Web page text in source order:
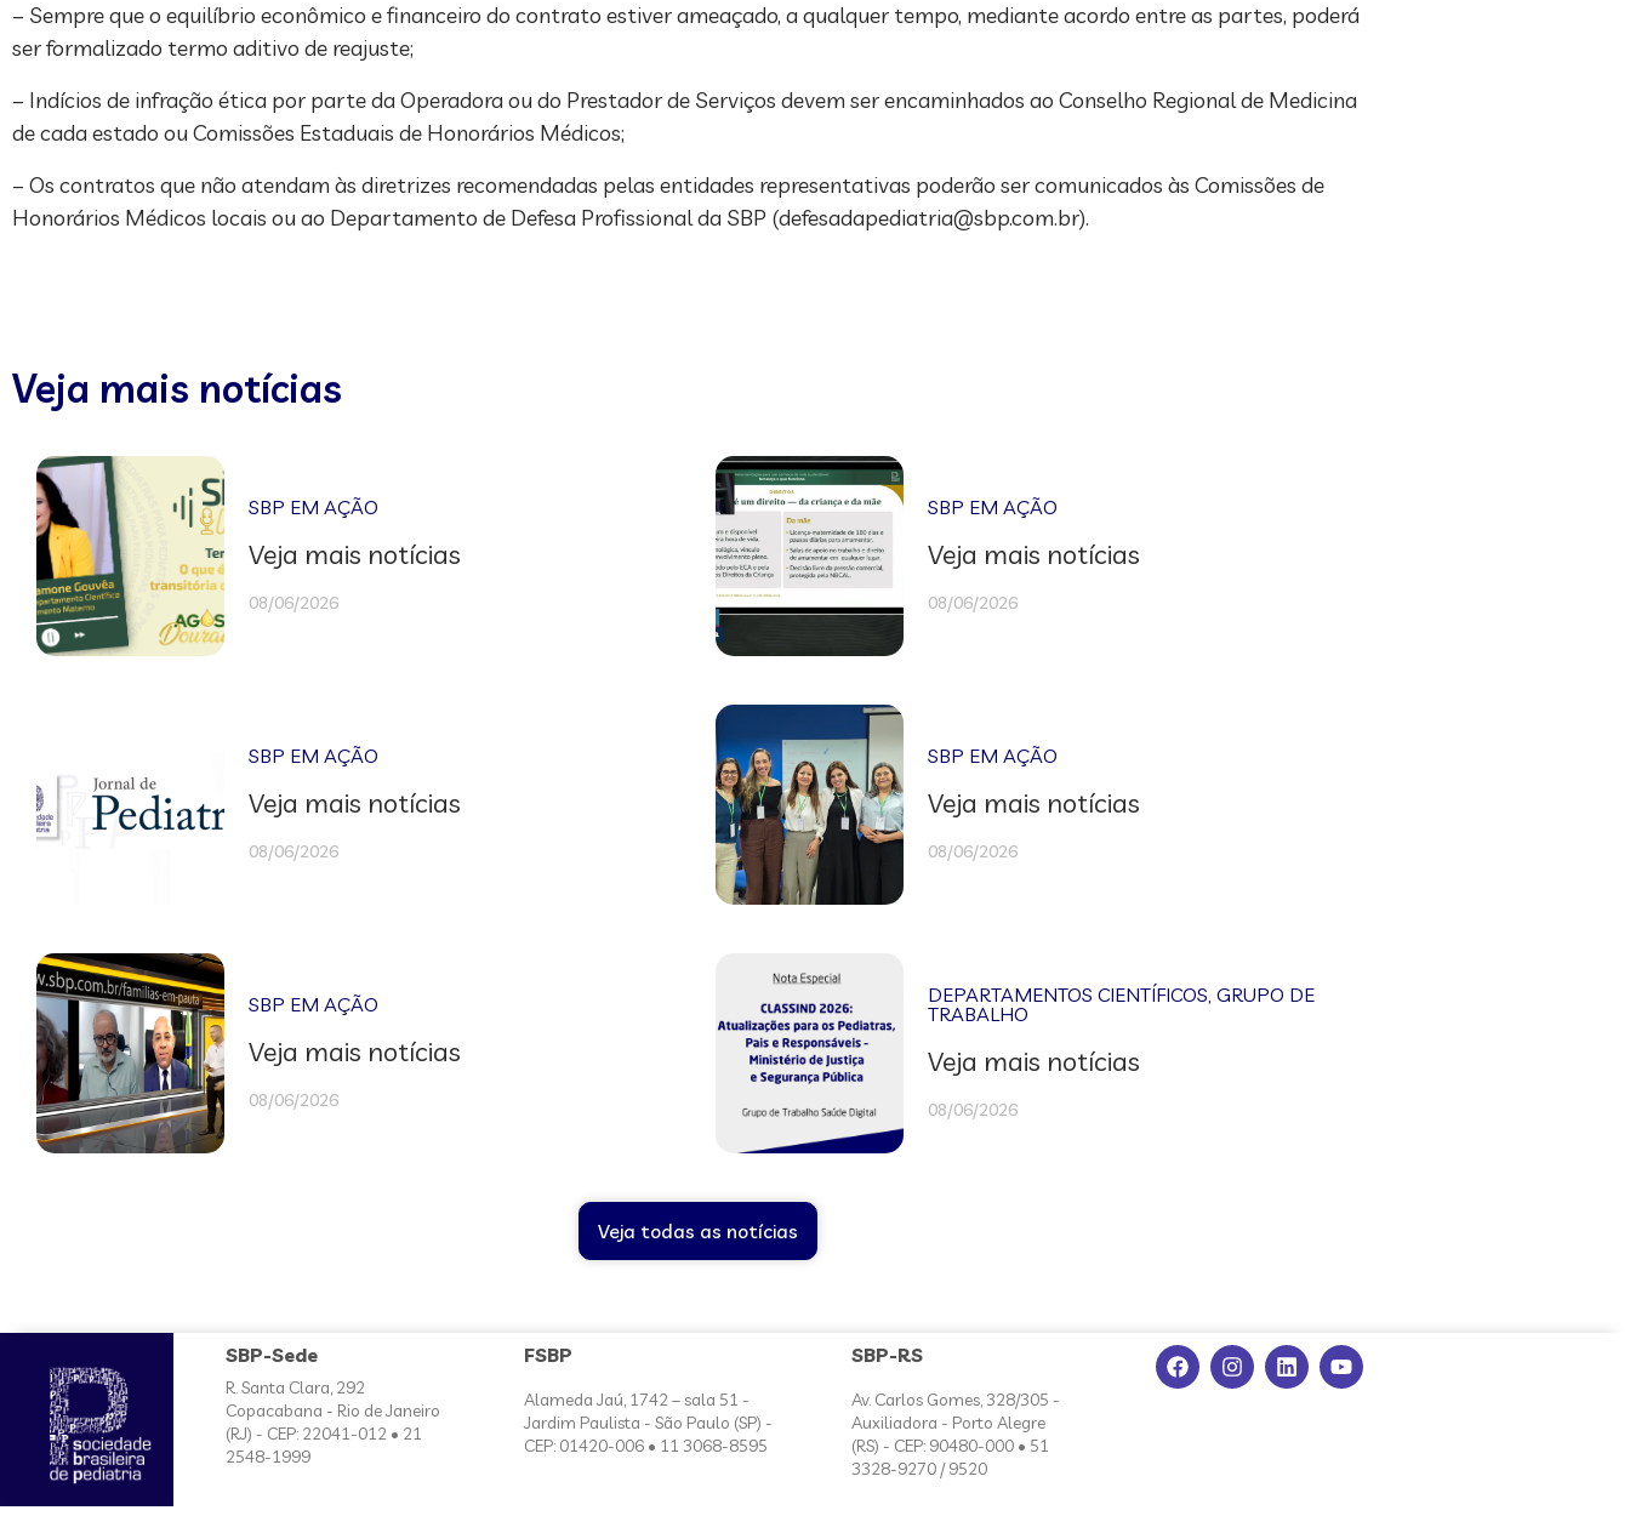
– Sempre que o equilíbrio econômico e financeiro do contrato estiver ameaçado, a qualquer tempo, mediante acordo entre as partes, poderá
ser formalizado termo aditivo de reajuste;
– Indícios de infração ética por parte da Operadora ou do Prestador de Serviços devem ser encaminhados ao Conselho Regional de Medicina
de cada estado ou Comissões Estaduais de Honorários Médicos;
– Os contratos que não atendam às diretrizes recomendadas pelas entidades representativas poderão ser comunicados às Comissões de
Honorários Médicos locais ou ao Departamento de Defesa Profissional da SBP (defesadapediatria@sbp.com.br).
Veja mais notícias
SBP EM AÇÃO
Veja mais notícias
08/06/2026
SBP EM AÇÃO
Veja mais notícias
08/06/2026
SBP EM AÇÃO
Veja mais notícias
08/06/2026
SBP EM AÇÃO
Veja mais notícias
08/06/2026
SBP EM AÇÃO
Veja mais notícias
08/06/2026
DEPARTAMENTOS CIENTÍFICOS,GRUPO DE
TRABALHO
Veja mais notícias
08/06/2026
Veja todas as notícias
SBP-Sede
R. Santa Clara, 292
Copacabana - Rio de Janeiro
(RJ) - CEP: 22041-012 • 21
2548-1999
FSBP
Alameda Jaú, 1742 – sala 51 -
Jardim Paulista - São Paulo (SP) -
CEP: 01420-006 • 11 3068-8595
SBP-RS
Av. Carlos Gomes, 328/305 -
Auxiliadora - Porto Alegre
(RS) - CEP: 90480-000 • 51
3328-9270 / 9520